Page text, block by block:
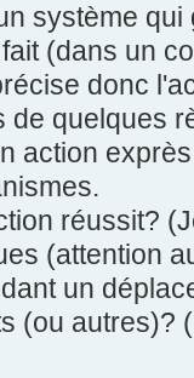
système qui
(dans un
donc
de quelques
action
réussit?
(attention
un
(ou autres)?